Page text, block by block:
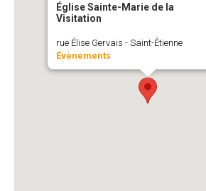
Église Sainte-Marie de la
Visitation
rue Élise Gervais - Saint-Étienne
Évènements